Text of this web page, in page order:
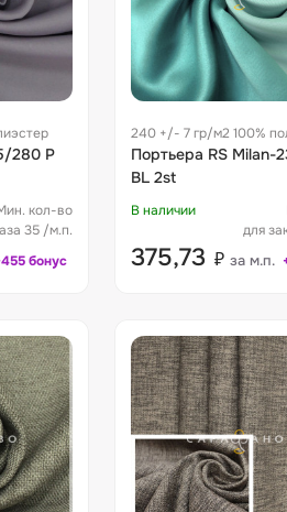
280 P
кол-во
35 /м.п.
бонус
240 +/- 7 гр/м2 100%
Портьера RS Milan-
BL 2st
В наличии
для
375,73 ₽ за м.п.